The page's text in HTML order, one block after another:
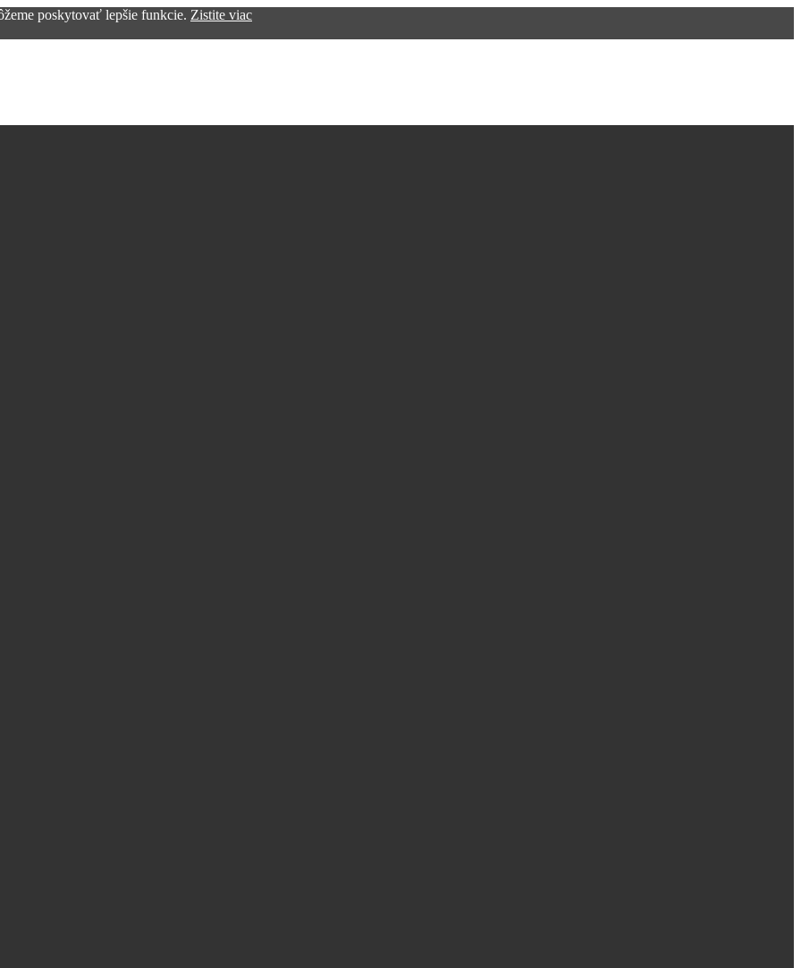
poskytovať lepšie funkcie. Zistite viac